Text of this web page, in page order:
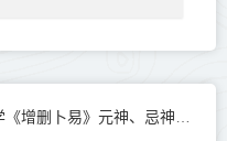
卜易》元神、忌神、衰旺章